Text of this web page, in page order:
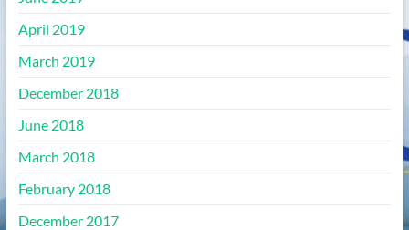
April 2019
March 2019
December 2018
June 2018
March 2018
February 2018
December 2017